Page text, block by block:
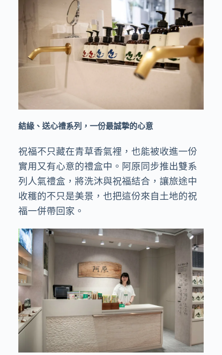
結緣、送心禮系列，一份最誠摯的心意
祝福不只藏在青草香氣裡，也能被收進一份
實用又有心意的禮盒中。阿原同步推出雙系
列人氣禮盒，將洗沐與祝福結合，讓旅途中
收穫的不只是美景，也把這份來自土地的祝
福一併帶回家。